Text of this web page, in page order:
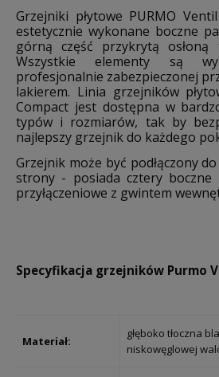
Grzejniki płytowe PURMO
estetycznie wykonane boczne
górną część przykrytą
Wszystkie elementy są
profesjonalnie zabezpieczonej
lakierem. Linia grzejników
Compact jest dostępna w
typów i rozmiarów, tak by
najlepszy grzejnik do każdego
Grzejnik może być podłączony
strony - posiada cztery
przyłączeniowe z gwintem
Specyfikacja grzejników Purmo
Materiał:
głęboko tłoczna
niskowęglowej